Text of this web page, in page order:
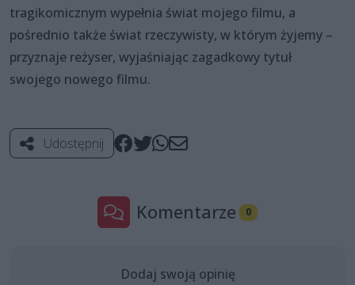
tragikomicznym wypełnia świat mojego filmu, a
pośrednio także świat rzeczywisty, w którym żyjemy –
przyznaje reżyser, wyjaśniając zagadkowy tytuł
swojego nowego filmu.
Udostępnij
Komentarze 0
Dodaj swoją opinię